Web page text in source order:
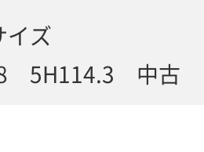
イズ
5H114.3 中古